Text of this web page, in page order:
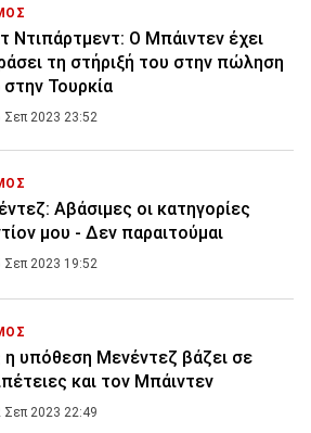
Ντιπάρτμεντ: Ο Μπάιντεν έχει
τη στήριξή του στην πώληση
στην Τουρκία
Σεπ 2023 23:52
Αβάσιμες οι κατηγορίες
μου - Δεν παραιτούμαι
Σεπ 2023 19:52
υπόθεση Μενέντεζ βάζει σε
και τον Μπάιντεν
Σεπ 2023 22:49